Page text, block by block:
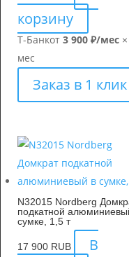
корзину
Т-Банкот 3 900 ₽/мес
мес
Заказ в 1 клик
N32015 Nordberg
подкатной
сумке, 1,5 т
17 900 RUB
В